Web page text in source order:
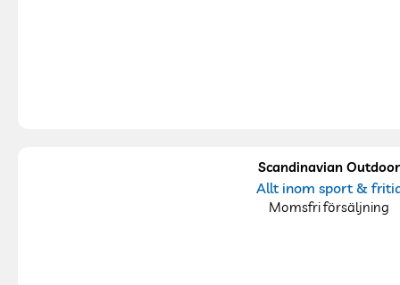
Scandinavian Outdoor
Allt inom sport &
Momsfri försäljning